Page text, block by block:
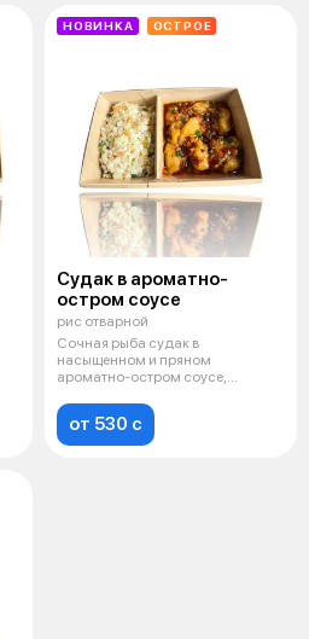
НОВИНКА ОСТРОЕ
Судак в ароматно-
остром соусе
рис отварной
Сочная рыба судак в
насыщенном и пряном
ароматно-остром соусе,
от 530 c